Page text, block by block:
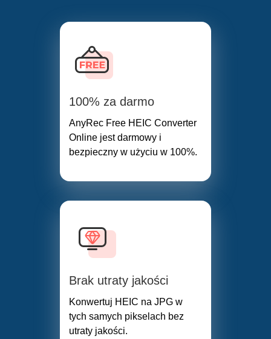
100% za darmo
AnyRec Free HEIC Converter
Online jest darmowy i
bezpieczny w użyciu w 100%.
Brak utraty jakości
Konwertuj HEIC na JPG w
tych samych pikselach bez
utraty jakości.